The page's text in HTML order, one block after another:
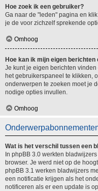
Hoe zoek ik een gebruiker?
Ga naar de "leden" pagina en
je de voor zichzelf sprekende
Omhoog
Hoe kan ik mijn eigen
Je kunt je eigen berichten
het gebruikerspaneel te klikken,
onderwerpen te zoeken moet je
nodige opties invullen.
Omhoog
Wat is het verschil tussen een
In phpBB 3.0 werkten
browser. Je werd niet op de
phpBB 3.1 werken bladwijzers
een notificatie krijgen als het
notificeren als er een update is